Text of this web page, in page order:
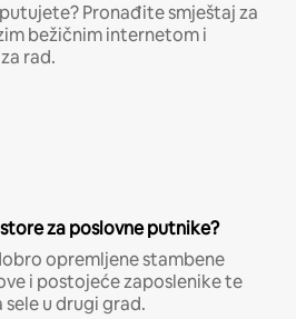
Pronađite smještaj za
bežičnim internetom i
rad.
za poslovne putnike?
opremljene stambene
i postojeće zaposlenike te
u drugi grad.